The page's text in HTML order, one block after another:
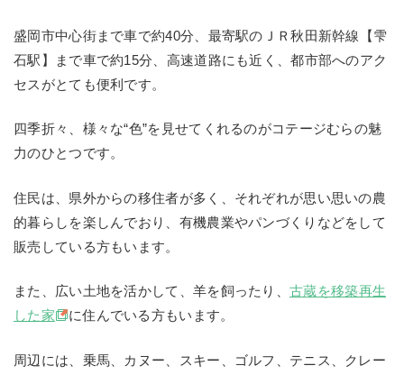
盛岡市中心街まで車で約40分、最寄駅のＪＲ秋田新幹線【雫
石駅】まで車で約15分、高速道路にも近く、都市部へのアク
セスがとても便利です。
四季折々、様々な“色”を見せてくれるのがコテージむらの魅
力のひとつです。
住民は、県外からの移住者が多く、それぞれが思い思いの農
的暮らしを楽しんでおり、有機農業やパンづくりなどをして
販売している方もいます。
また、広い土地を活かして、羊を飼ったり、 古蔵を移築再生
した家
に住んでいる方もいます。
周辺には、乗馬、カヌー、スキー、ゴルフ、テニス、クレー